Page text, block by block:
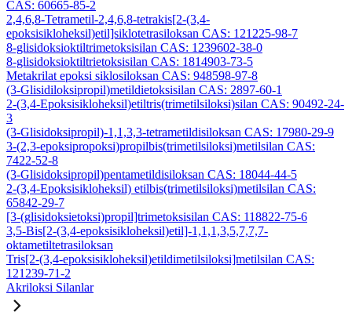
CAS: 60665-85-2
2,4,6,8-Tetrametil-2,4,6,8-tetrakis[2-(3,4-
epoksisikloheksil)etil]siklotetrasiloksan CAS: 121225-98-7
8-glisidoksioktiltrimetoksisilan CAS: 1239602-38-0
8-glisidoksioktiltrietoksisilan CAS: 1814903-73-5
Metakrilat epoksi siklosiloksan CAS: 948598-97-8
(3-Glisidiloksipropil)metildietoksisilan CAS: 2897-60-1
2-(3,4-Epoksisikloheksil)etiltris(trimetilsiloksi)silan CAS: 90492-24-
3
(3-Glisidoksipropil)-1,1,3,3-tetrametildisiloksan CAS: 17980-29-9
3-(2,3-epoksipropoksi)propilbis(trimetilsiloksi)metilsilan CAS:
7422-52-8
(3-Glisidoksipropil)pentametildisiloksan CAS: 18044-44-5
2-(3,4-Epoksisikloheksil) etilbis(trimetilsiloksi)metilsilan CAS:
65842-29-7
[3-(glisidoksietoksi)propil]trimetoksisilan CAS: 118822-75-6
3,5-Bis[2-(3,4-epoksisikloheksil)etil]-1,1,1,3,5,7,7,7-
oktametiltetrasiloksan
Tris[2-(3,4-epoksisikloheksil)etildimetilsiloksi]metilsilan CAS:
121239-71-2
Akriloksi Silanlar